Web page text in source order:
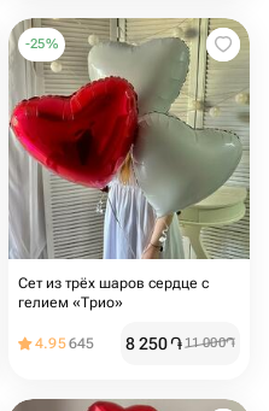
-25%
Сет из трёх шаров сердце с
гелием «Трио»
4.95645 8 250֏11 000֏